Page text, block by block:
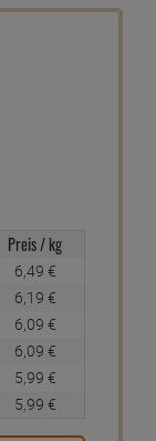
Preis / kg
6, 49 €
6, 19 €
6, 09 €
6, 09 €
5, 99 €
5, 99 €